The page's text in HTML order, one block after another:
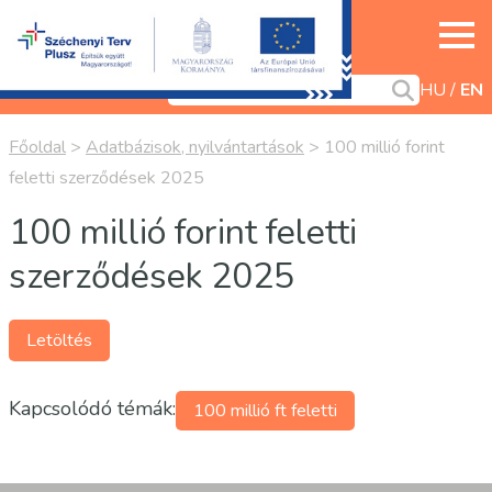
HU EN
Főoldal > Adatbázisok, nyilvántartások > 100 millió forint
feletti szerződések 2025
100 millió forint feletti
szerződések 2025
Letöltés
Kapcsolódó témák: 100 millió ft feletti